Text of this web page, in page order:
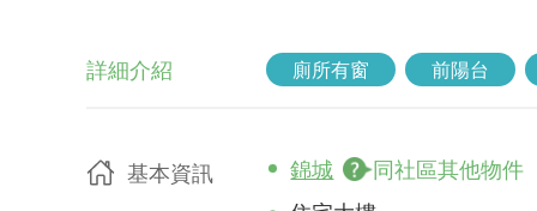
詳細介紹 廁所有窗 前陽台
基本資訊 錦城
同社區其他物件